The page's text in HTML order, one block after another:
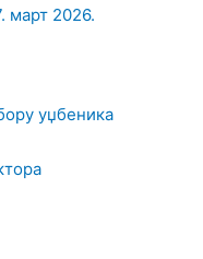
март 2026.
уџбеника